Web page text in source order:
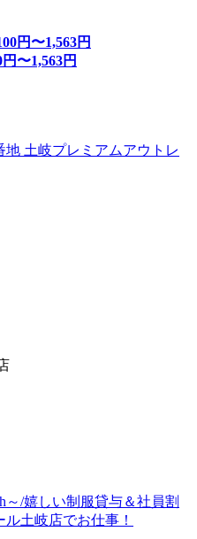
円〜1,563円
円〜1,563円
土岐プレミアムアウトレ
～/嬉しい制服貸与＆社員割
土岐店でお仕事！